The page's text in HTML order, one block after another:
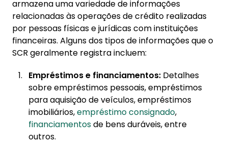
armazena uma variedade de informações
relacionadas às operações de crédito realizadas
por pessoas físicas e jurídicas com instituições
financeiras. Alguns dos tipos de informações que o
SCR geralmente registra incluem:
Empréstimos e financiamentos: Detalhes
sobre empréstimos pessoais, empréstimos
para aquisição de veículos, empréstimos
imobiliários,empréstimo consignado,
financiamentosde bens duráveis, entre
outros.